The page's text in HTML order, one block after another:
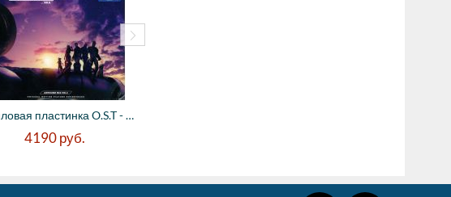
Виниловая пластинка O.S.T - Guardians of ...
4190 руб.